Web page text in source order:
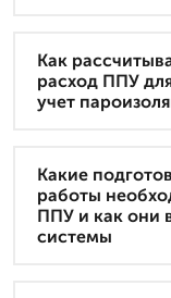
Как
расход ППУ
учет
Какие
работы
ППУ и как они
системы